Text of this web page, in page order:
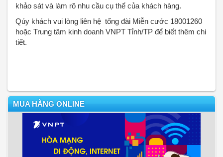
khảo sát và làm rõ nhu cầu cụ thể của khách hàng.
Qúy khách vui lòng liên hệ tổng đài Miễn cước 18001260
hoặc Trung tâm kinh doanh VNPT Tỉnh/TP để biết thêm chi
tiết.
MUA HÀNG ONLINE